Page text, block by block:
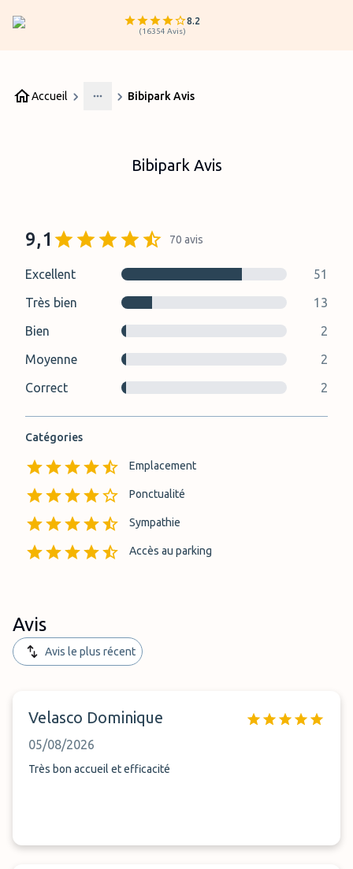
8.2
(16354 Avis)
Accueil
More
Bibipark Avis
Bibipark Avis
9,1 70 avis
Excellent
51
Très bien
13
Bien
2
Moyenne
2
Correct
2
Catégories
Emplacement
Ponctualité
Sympathie
Accès au parking
Avis
Avis le plus récent
Velasco Dominique
05/08/2026
Très bon accueil et efficacité